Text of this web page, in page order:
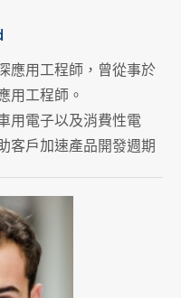
應用工程師，曾從事於
用工程師。
用電子以及消費性電
客戶加速產品開發週期